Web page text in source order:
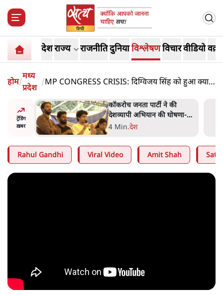
देशराज्य राजनीतिदुनियाविश्लेषणविचारवीडियो
होम/
मध्य
प्रदेश
/MP CONGRESS CRISIS: दिग्विजय सिंह को हुआ क्या
ट्रेंडिंग
ख़बर
ने
सोरेन का
कॉकरोच जनता पार्टी ने की
देशव्यापी अभियान की घोषणा-
'क्या बोलती पब्लिक'
4 Min.देश
Rahul Gandhi Viral Video Amit Shah